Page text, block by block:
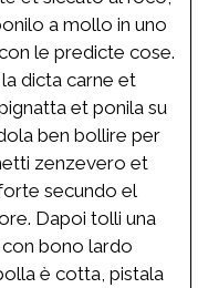
a mollo in uno
le predicte cose.
dicta carne et
et ponila su
ben bollire per
zenzevero et
secundo el
Dapoi tolli una
bono lardo
è cotta, pistala